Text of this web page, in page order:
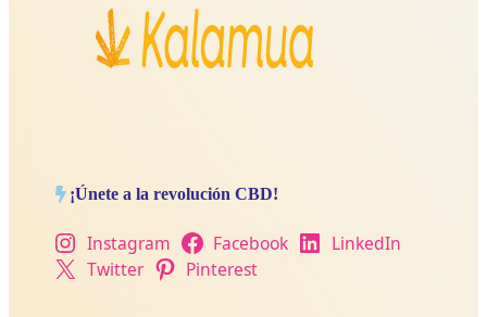
¡Únete a la revolución CBD!
Instagram Facebook
LinkedIn
Twitter
Pinterest